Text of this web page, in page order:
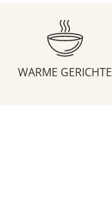
WARME GERICHTE